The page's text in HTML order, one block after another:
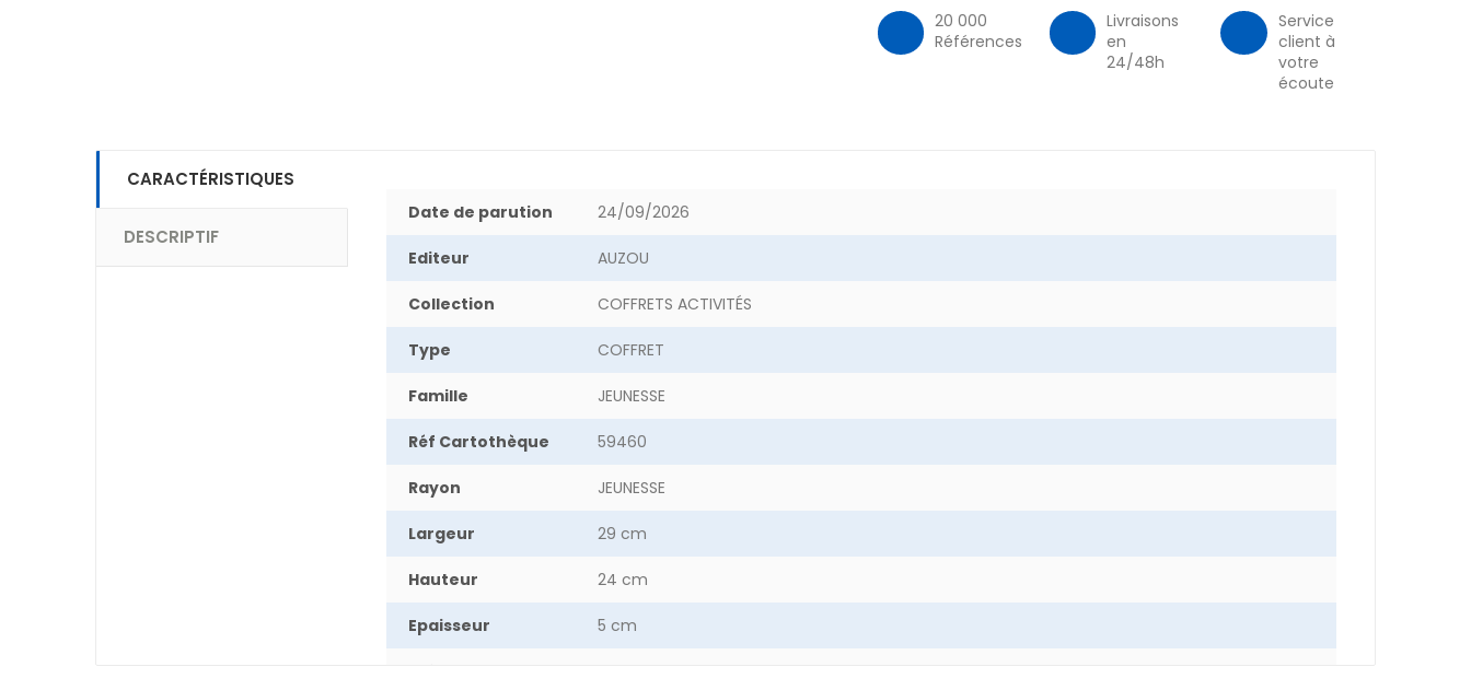
20 000
Références
Livraisons
en
24/48h
Service
client à
votre
écoute
CARACTÉRISTIQUES
DESCRIPTIF
Date de parution 24/09/2026
Editeur AUZOU
Collection COFFRETS ACTIVITÉS
Type COFFRET
Famille JEUNESSE
Réf Cartothèque 59460
Rayon JEUNESSE
Largeur 29 cm
Hauteur 24 cm
Epaisseur 5 cm